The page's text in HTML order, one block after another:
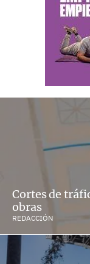
Cortes de
obras
REDACCIÓN